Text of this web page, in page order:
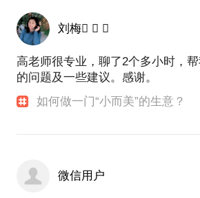
刘梅  
高老师很专业，聊了2个多小时，
的问题及一些建议。感谢。
如何做一门“小而美”的生意？
微信用户